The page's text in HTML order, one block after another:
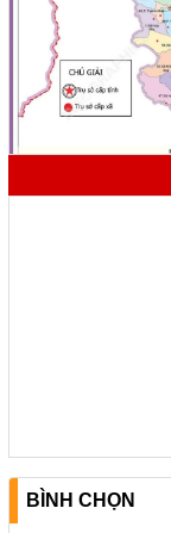
BÌNH CHỌN